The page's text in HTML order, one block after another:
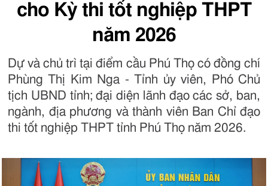
cho Kỳ thi tốt nghiệp THPT
năm 2026
Dự và chủ trì tại điểm cầu Phú Thọ có đồng chí
Phùng Thị Kim Nga - Tỉnh ủy viên, Phó Chủ
tịch UBND tỉnh; đại diện lãnh đạo các sở, ban,
ngành, địa phương và thành viên Ban Chỉ đạo
thi tốt nghiệp THPT tỉnh Phú Thọ năm 2026.